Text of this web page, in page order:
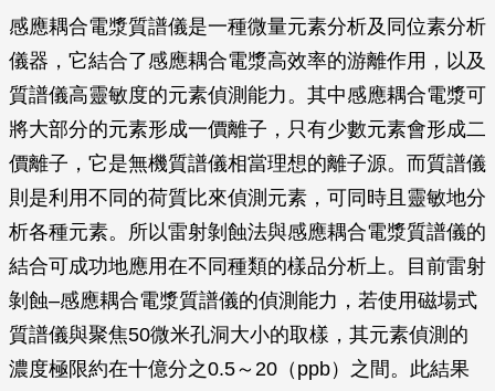
感應耦合電漿質譜儀是一種微量元素分析及同位素分析
儀器，它結合了感應耦合電漿高效率的游離作用，以及
質譜儀高靈敏度的元素偵測能力。其中感應耦合電漿可
將大部分的元素形成一價離子，只有少數元素會形成二
價離子，它是無機質譜儀相當理想的離子源。而質譜儀
則是利用不同的荷質比來偵測元素，可同時且靈敏地分
析各種元素。所以雷射剝蝕法與感應耦合電漿質譜儀的
結合可成功地應用在不同種類的樣品分析上。目前雷射
剝蝕–感應耦合電漿質譜儀的偵測能力，若使用磁場式
質譜儀與聚焦50微米孔洞大小的取樣，其元素偵測的
濃度極限約在十億分之0.5～20（ppb）之間。此結果